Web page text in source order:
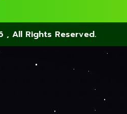
, All Rights Reserved.